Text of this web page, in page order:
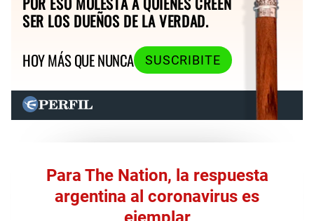
SER LOS DUEÑOS DE LA VERDAD.
HOY MÁS QUE NUNCA
SUSCRIBITE
Para The Nation, la respuesta
argentina al coronavirus es